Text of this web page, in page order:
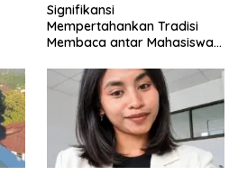
Signifikansi
Mempertahankan Tradisi
Membaca antar Mahasiswa